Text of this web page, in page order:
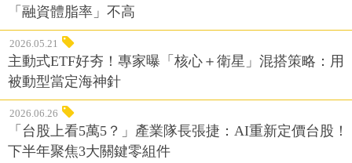
「融資體脂率」不高
2026.05.21
主動式ETF好夯！專家曝「核心＋衛星」混搭策略：用
被動型當定海神針
2026.06.26
「台股上看5萬5？」產業隊長張捷：AI重新定價台股！
下半年聚焦3大關鍵零組件